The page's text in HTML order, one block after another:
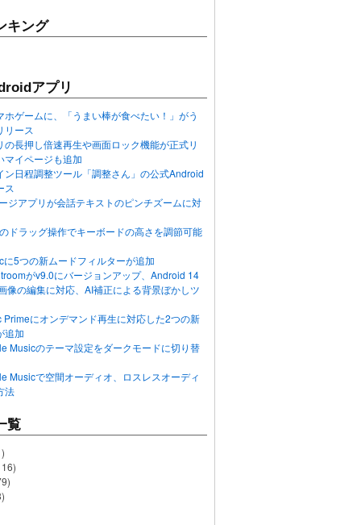
キング
アプリ
ホゲームに、「うまい棒が食べたい！」がう
リース
の長押し倍速再生や画面ロック機能が正式リ
マイページも追加
ン日程調整ツール「調整さん」の公式Android
ス
ジアプリが会話テキストのピンチズームに対
ドラッグ操作でキーボードの高さを調節可能
に5つの新ムードフィルターが追加
がv9.0にバージョンアップ、Android 14
像の編集に対応、AI補正による背景ぼかしツ
Primeにオンデマンド再生に対応した2つの新
追加
Musicのテーマ設定をダークモードに切り替
Musicで空間オーディオ、ロスレスオーディ
法
覧